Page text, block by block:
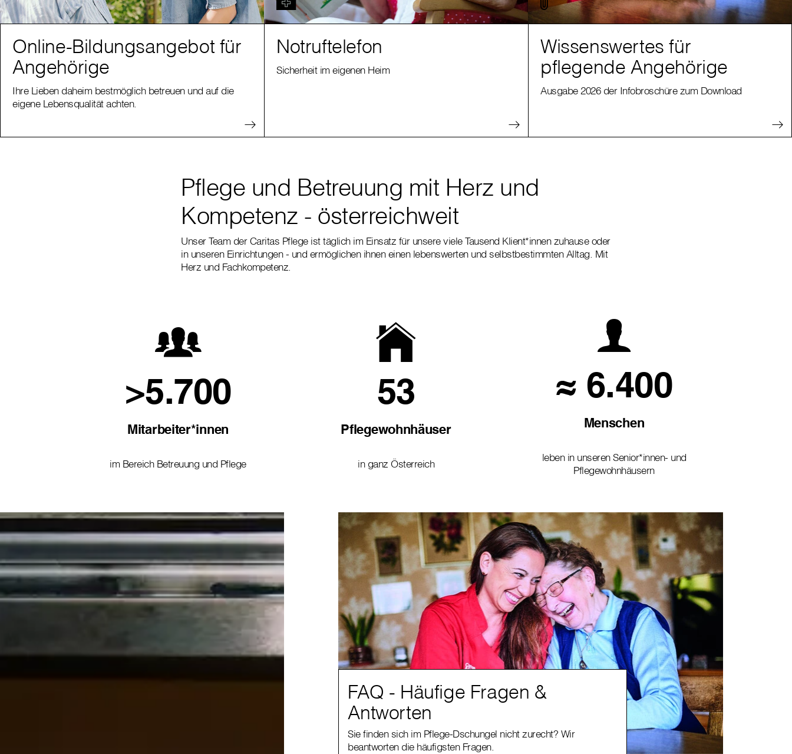
Online-Bildungsangebot für
Angehörige
Ihre Lieben daheim bestmöglich betreuen und auf die
eigene Lebensqualität achten.
Notruftelefon
Sicherheit im eigenen Heim
Wissenswertes für
pflegende Angehörige
Ausgabe 2026 der Infobroschüre zum Download
Pflege und Betreuung mit Herz und
Kompetenz - österreichweit
Unser Team der Caritas Pflege ist täglich im Einsatz für unsere viele Tausend Klient*innen zuhause oder
in unseren Einrichtungen - und ermöglichen ihnen einen lebenswerten und selbstbestimmten Alltag. Mit
Herz und Fachkompetenz.
>5.700
Mitarbeiter*innen
im Bereich Betreuung und Pflege
53
Pflegewohnhäuser
in ganz Österreich
≈ 6.400
Menschen
leben in unseren Senior*innen- und
Pflegewohnhäusern
FAQ - Häufige Fragen &
Antworten
Sie finden sich im Pflege-Dschungel nicht zurecht? Wir
beantworten die häufigsten Fragen.